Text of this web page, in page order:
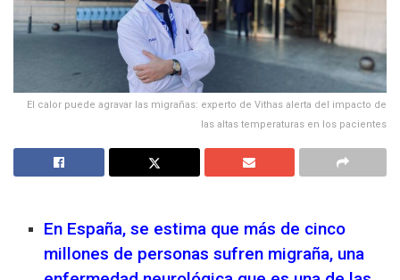
El calor puede agravar las migrañas: experto de Vithas alerta del impacto de
las altas temperaturas en los pacientes
En España, se estima que más de cinco
millones de personas sufren migraña, una